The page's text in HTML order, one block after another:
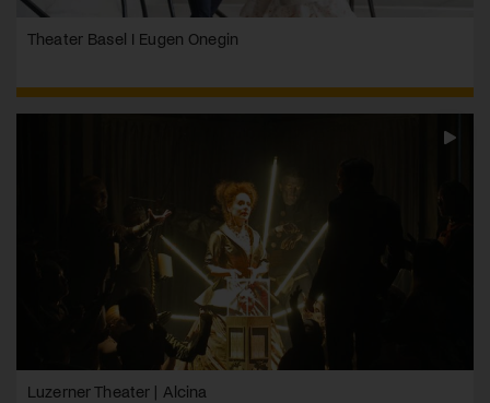
Theater Basel I Eugen Onegin
Luzerner Theater | Alcina